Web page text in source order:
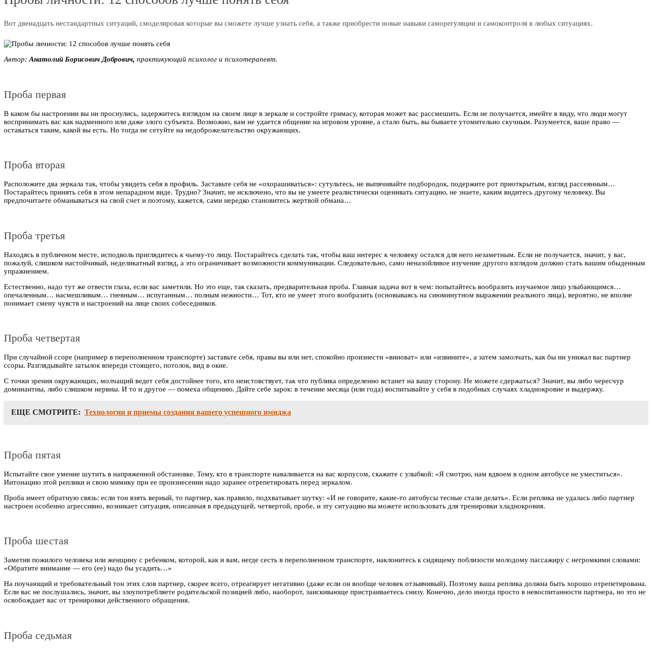
Вот двенадцать нестандартных ситуаций, смоделировав которые вы сможете лучше узнать себя, а также приобрести новые навыки саморегуляции и самоконтроля в любых ситуациях.
Автор:Анатолий Борисович Добрович, практикующий психолог и психотерапевт.
Проба первая
В каком бы настроении вы ни проснулись, задержитесь взглядом на своем лице в зеркале и состройте гримасу, которая может вас рассмешить. Если не получается, имейте в виду, что люди могут
воспринимать вас как надменного или даже злого субъекта. Возможно, вам не удается общение на игровом уровне, а стало быть, вы бываете утомительно скучным. Разумеется, ваше право —
оставаться таким, какой вы есть. Но тогда не сетуйте на недоброжелательство окружающих.
Проба вторая
Расположите два зеркала так, чтобы увидеть себя в профиль. Заставьте себя не «охорашиваться»: сутультесь, не выпячивайте подбородок, подержите рот приоткрытым, взгляд рассеянным…
Постарайтесь принять себя в этом непарадном виде. Трудно? Значит, не исключено, что вы не умеете реалистически оценивать ситуацию, не знаете, каким видитесь другому человеку. Вы
предпочитаете обманываться на свой счет и поэтому, кажется, сами нередко становитесь жертвой обмана…
Проба третья
Находясь в публичном месте, исподволь приглядитесь к чьему-то лицу. Постарайтесь сделать так, чтобы ваш интерес к человеку остался для него незаметным. Если не получается, значит, у вас,
пожалуй, слишком настойчивый, неделикатный взгляд, а это ограничивает возможности коммуникации. Следовательно, само неназойливое изучение другого взглядом должно стать вашим обыденным
упражнением.
Естественно, надо тут же отвести глаза, если вас заметили. Но это еще, так сказать, предварительная проба. Главная задача вот в чем: попытайтесь вообразить изучаемое лицо улыбающимся…
опечаленным… насмешливым… гневным… испуганным… полным нежности… Тот, кто не умеет этого вообразить (основываясь на сиюминутном выражении реального лица), вероятно, не вполне
понимает смену чувств и настроений на лице своих собеседников.
Проба четвертая
При случайной ссоре (например в переполненном транспорте) заставьте себя, правы вы или нет, спокойно произнести «виноват» или «извините», а затем замолчать, как бы ни унижал вас партнер
ссоры. Разглядывайте затылок впереди стоящего, потолок, вид в окне.
С точки зрения окружающих, молчащий ведет себя достойнее того, кто неистовствует, так что публика определенно встанет на вашу сторону. Не можете сдержаться? Значит, вы либо чересчур
доминантны, либо слишком нервны. И то и другое — помеха общению. Дайте себе зарок: в течение месяца (или года) воспитывайте у себя в подобных случаях хладнокровие и выдержку.
ЕЩЕ СМОТРИТЕ: Технологии и приемы создания вашего успешного имиджа
Проба пятая
Испытайте свое умение шутить в напряженной обстановке. Тому, кто в транспорте наваливается на вас корпусом, скажите с улыбкой: «Я смотрю, нам вдвоем в одном автобусе не уместиться».
Интонацию этой реплики и свою мимику при ее произнесении надо заранее отрепетировать перед зеркалом.
Проба имеет обратную связь: если тон взять верный, то партнер, как правило, подхватывает шутку: «И не говорите, какие-то автобусы тесные стали делать». Если реплика не удалась либо партнер
настроен особенно агрессивно, возникает ситуация, описанная в предыдущей, четвертой, пробе, и эту ситуацию вы можете использовать для тренировки хладнокровия.
Проба шестая
Заметив пожилого человека или женщину с ребенком, которой, как и вам, негде сесть в переполненном транспорте, наклонитесь к сидящему поблизости молодому пассажиру с негромкими словами:
«Обратите внимание — его (ее) надо бы усадить…»
На поучающий и требовательный тон этих слов партнер, скорее всего, отреагирует негативно (даже если он вообще человек отзывчивый). Поэтому ваша реплика должна быть хорошо отрепетирована.
Если вас не послушались, значит, вы злоупотребляете родительской позицией либо, наоборот, заискивающе пристраиваетесь снизу. Конечно, дело иногда просто в невоспитанности партнера, но это не
освобождает вас от тренировки действенного обращения.
Проба седьмая